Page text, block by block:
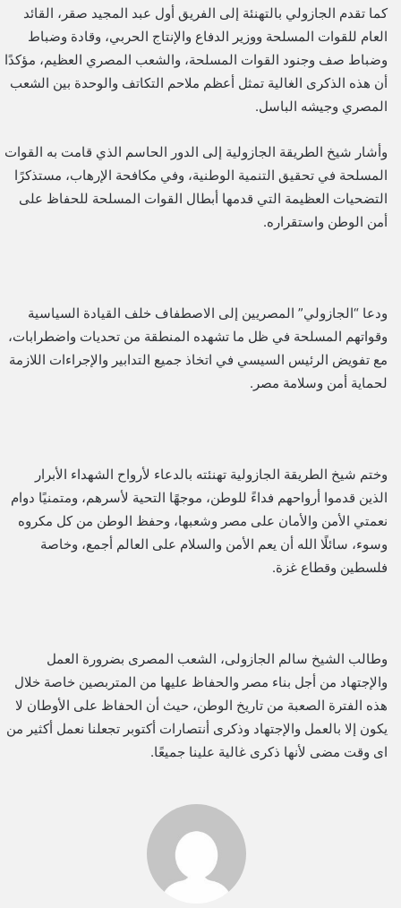
كما تقدم الجازولي بالتهنئة إلى الفريق أول عبد المجيد صقر، القائد
العام للقوات المسلحة ووزير الدفاع والإنتاج الحربي، وقادة وضباط
وضباط صف وجنود القوات المسلحة، والشعب المصري العظيم، مؤكدًا
أن هذه الذكرى الغالية تمثل أعظم ملاحم التكاتف والوحدة بين الشعب
المصري وجيشه الباسل.
وأشار شيخ الطريقة الجازولية إلى الدور الحاسم الذي قامت به القوات
المسلحة في تحقيق التنمية الوطنية، وفي مكافحة الإرهاب، مستذكرًا
التضحيات العظيمة التي قدمها أبطال القوات المسلحة للحفاظ على
أمن الوطن واستقراره.
ودعا “الجازولي” المصريين إلى الاصطفاف خلف القيادة السياسية
وقواتهم المسلحة في ظل ما تشهده المنطقة من تحديات واضطرابات،
مع تفويض الرئيس السيسي في اتخاذ جميع التدابير والإجراءات اللازمة
لحماية أمن وسلامة مصر.
وختم شيخ الطريقة الجازولية تهنئته بالدعاء لأرواح الشهداء الأبرار
الذين قدموا أرواحهم فداءً للوطن، موجهًا التحية لأسرهم، ومتمنيًا دوام
نعمتي الأمن والأمان على مصر وشعبها، وحفظ الوطن من كل مكروه
وسوء، سائلًا الله أن يعم الأمن والسلام على العالم أجمع، وخاصة
فلسطين وقطاع غزة.
وطالب الشيخ سالم الجازولى، الشعب المصرى بضرورة العمل
والإجتهاد من أجل بناء مصر والحفاظ عليها من المتربصين خاصة خلال
هذه الفترة الصعبة من تاريخ الوطن، حيث أن الحفاظ على الأوطان لا
يكون إلا بالعمل والإجتهاد وذكرى أنتصارات أكتوبر تجعلنا نعمل أكثير من
اى وقت مضى لأنها ذكرى غالية علينا جميعًا.